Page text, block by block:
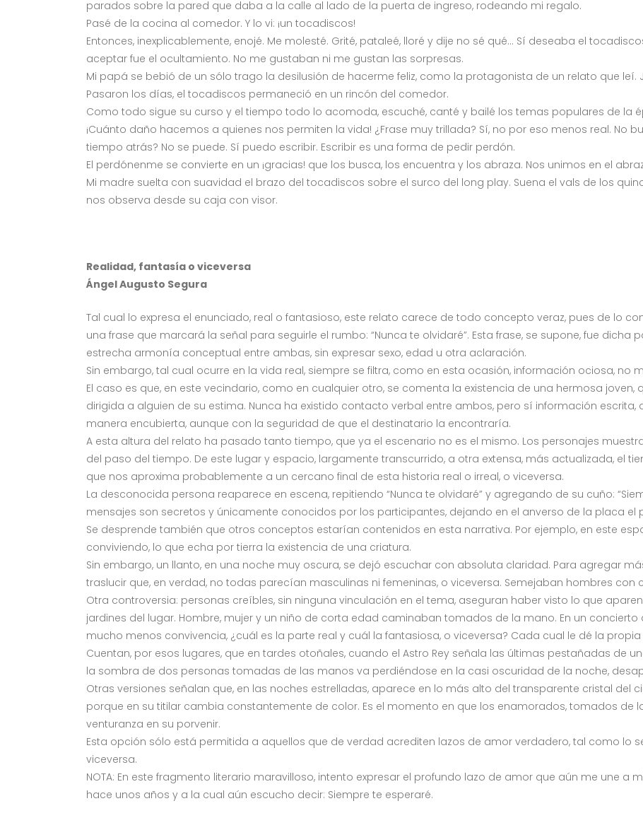
parados sobre la pared que daba a la calle al lado de la puerta de ingreso, rodeando mi regalo.
Pasé de la cocina al comedor. Y lo vi: ¡un tocadiscos!
Entonces, inexplicablemente, enojé. Me molesté. Grité, pataleé, lloré y dije no sé qué… Sí deseaba el
aceptar fue el ocultamiento. No me gustaban ni me gustan las sorpresas.
Mi papá se bebió de un sólo trago la desilusión de hacerme feliz, como la protagonista de un relato que
Pasaron los días, el tocadiscos permaneció en un rincón del comedor.
Como todo sigue su curso y el tiempo todo lo acomoda, escuché, canté y bailé los temas populares de la
¡Cuánto daño hacemos a quienes nos permiten la vida! ¿Frase muy trillada? Sí, no por eso menos real. No
tiempo atrás? No se puede. Sí puedo escribir. Escribir es una forma de pedir perdón.
El perdónenme se convierte en un ¡gracias! que los busca, los encuentra y los abraza. Nos unimos en el
Mi madre suelta con suavidad el brazo del tocadiscos sobre el surco del long play. Suena el vals de los
nos observa desde su caja con visor.
Realidad, fantasía o viceversa
Ángel Augusto Segura
Tal cual lo expresa el enunciado, real o fantasioso, este relato carece de todo concepto veraz, pues de lo
una frase que marcará la señal para seguirle el rumbo: “Nunca te olvidaré”. Esta frase, se supone, fue dicha
estrecha armonía conceptual entre ambas, sin expresar sexo, edad u otra aclaración.
Sin embargo, tal cual ocurre en la vida real, siempre se filtra, como en esta ocasión, información ociosa, no
El caso es que, en este vecindario, como en cualquier otro, se comenta la existencia de una hermosa
dirigida a alguien de su estima. Nunca ha existido contacto verbal entre ambos, pero sí información
manera encubierta, aunque con la seguridad de que el destinatario la encontraría.
A esta altura del relato ha pasado tanto tiempo, que ya el escenario no es el mismo. Los personajes
del paso del tiempo. De este lugar y espacio, largamente transcurrido, a otra extensa, más actualizada, el
que nos aproxima probablemente a un cercano final de esta historia real o irreal, o viceversa.
La desconocida persona reaparece en escena, repitiendo “Nunca te olvidaré” y agregando de su cuño:
mensajes son secretos y únicamente conocidos por los participantes, dejando en el anverso de la placa el
Se desprende también que otros conceptos estarían contenidos en esta narrativa. Por ejemplo, en este
conviviendo, lo que echa por tierra la existencia de una criatura.
Sin embargo, un llanto, en una noche muy oscura, se dejó escuchar con absoluta claridad. Para agregar
traslucir que, en verdad, no todas parecían masculinas ni femeninas, o viceversa. Semejaban hombres con
Otra controversia: personas creíbles, sin ninguna vinculación en el tema, aseguran haber visto lo que
jardines del lugar. Hombre, mujer y un niño de corta edad caminaban tomados de la mano. En un concierto
mucho menos convivencia, ¿cuál es la parte real y cuál la fantasiosa, o viceversa? Cada cual le dé la propia
Cuentan, por esos lugares, que en tardes otoñales, cuando el Astro Rey señala las últimas pestañadas de
la sombra de dos personas tomadas de las manos va perdiéndose en la casi oscuridad de la noche,
Otras versiones señalan que, en las noches estrelladas, aparece en lo más alto del transparente cristal del
porque en su titilar cambia constantemente de color. Es el momento en que los enamorados, tomados de
venturanza en su porvenir.
Esta opción sólo está permitida a aquellos que de verdad acrediten lazos de amor verdadero, tal como lo
viceversa.
NOTA: En este fragmento literario maravilloso, intento expresar el profundo lazo de amor que aún me une a
hace unos años y a la cual aún escucho decir: Siempre te esperaré.